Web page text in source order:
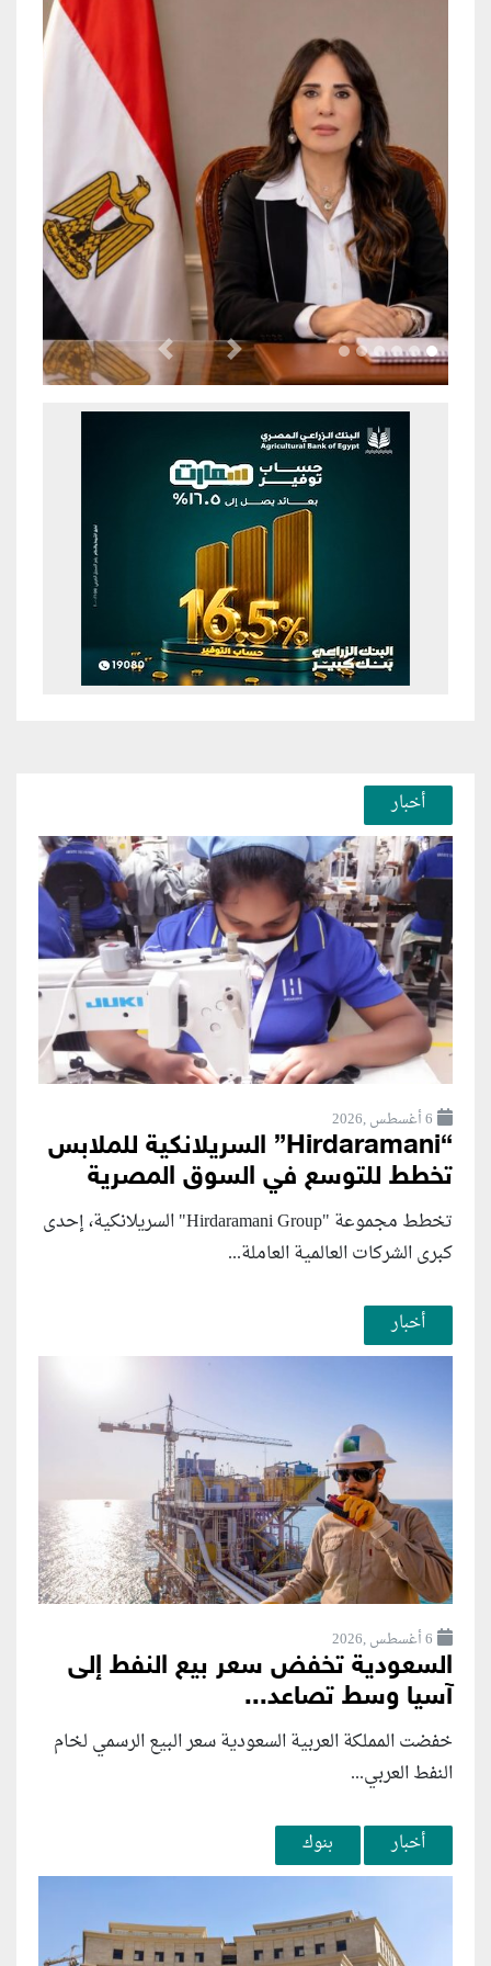
Previous Next
أخبار
6 أغسطس ,2026
“Hirdaramani” السريلانكية للملابس
تخطط للتوسع في السوق المصرية
تخطط مجموعة "Hirdaramani Group" السريلانكية، إحدى
كبرى الشركات العالمية العاملة...
أخبار
6 أغسطس ,2026
السعودية تخفض سعر بيع النفط إلى
آسيا وسط تصاعد...
خفضت المملكة العربية السعودية سعر البيع الرسمي لخام
النفط العربي...
أخبار بنوك